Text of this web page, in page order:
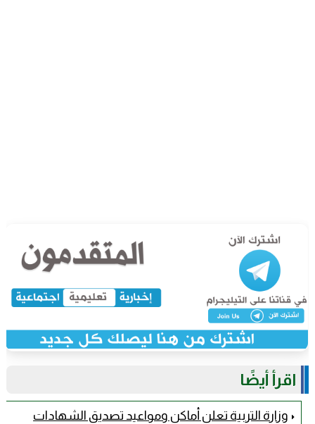
اقرأ أيضًا
وزارة التربية تعلن أماكن ومواعيد تصديق الشهادات